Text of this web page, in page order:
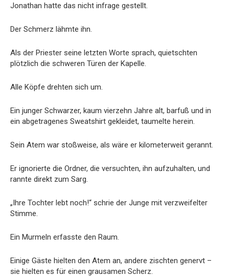
Jonathan hatte das nicht infrage gestellt.
Der Schmerz lähmte ihn.
Als der Priester seine letzten Worte sprach, quietschten
plötzlich die schweren Türen der Kapelle.
Alle Köpfe drehten sich um.
Ein junger Schwarzer, kaum vierzehn Jahre alt, barfuß und in
ein abgetragenes Sweatshirt gekleidet, taumelte herein.
Sein Atem war stoßweise, als wäre er kilometerweit gerannt.
Er ignorierte die Ordner, die versuchten, ihn aufzuhalten, und
rannte direkt zum Sarg.
„Ihre Tochter lebt noch!“ schrie der Junge mit verzweifelter
Stimme.
Ein Murmeln erfasste den Raum.
Einige Gäste hielten den Atem an, andere zischten genervt –
sie hielten es für einen grausamen Scherz.